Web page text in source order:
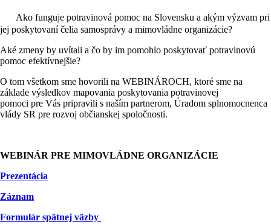
Ako funguje potravinová pomoc na Slovensku a akým výzvam pri
jej poskytovaní čelia samosprávy a mimovládne organizácie?
Aké zmeny by uvítali a čo by im pomohlo poskytovať potravinovú
pomoc efektívnejšie?
O tom všetkom sme hovorili na WEBINÁROCH, ktoré sme na
základe výsledkov mapovania poskytovania potravinovej
pomoci pre Vás pripravili s naším partnerom, Úradom splnomocnenca
vlády SR pre rozvoj občianskej spoločnosti.
WEBINÁR PRE MIMOVLÁDNE ORGANIZÁCIE
Prezentácia
Záznam
Formulár spätnej väzby